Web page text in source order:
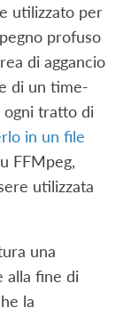
utilizzato per
profuso
di aggancio
di un time-
ogni tratto di
in un file
FFMpeg,
utilizzata
una
alla fine di
la